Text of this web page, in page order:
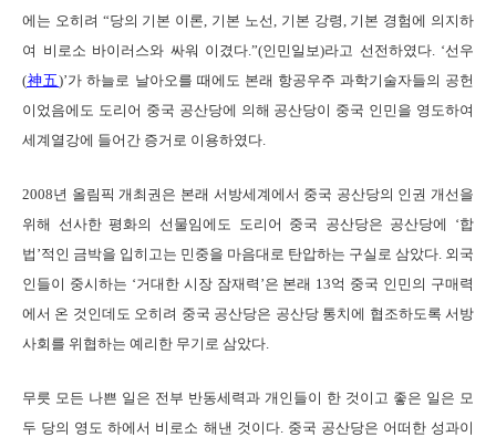
에는 오히려 “당의 기본 이론, 기본 노선, 기본 강령, 기본 경험에 의지하
여 비로소 바이러스와 싸워 이겼다.”(인민일보)라고 선전하였다. ‘선우
(神五)’가 하늘로 날아오를 때에도 본래 항공우주 과학기술자들의 공헌
이었음에도 도리어 중국 공산당에 의해 공산당이 중국 인민을 영도하여
세계열강에 들어간 증거로 이용하였다.
2008년 올림픽 개최권은 본래 서방세계에서 중국 공산당의 인권 개선을
위해 선사한 평화의 선물임에도 도리어 중국 공산당은 공산당에 ‘합
법’적인 금박을 입히고는 민중을 마음대로 탄압하는 구실로 삼았다. 외국
인들이 중시하는 ‘거대한 시장 잠재력’은 본래 13억 중국 인민의 구매력
에서 온 것인데도 오히려 중국 공산당은 공산당 통치에 협조하도록 서방
사회를 위협하는 예리한 무기로 삼았다.
무릇 모든 나쁜 일은 전부 반동세력과 개인들이 한 것이고 좋은 일은 모
두 당의 영도 하에서 비로소 해낸 것이다. 중국 공산당은 어떠한 성과이